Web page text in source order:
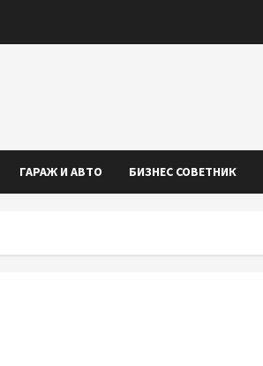
ГАРАЖ И АВТО БИЗНЕС СОВЕТНИК